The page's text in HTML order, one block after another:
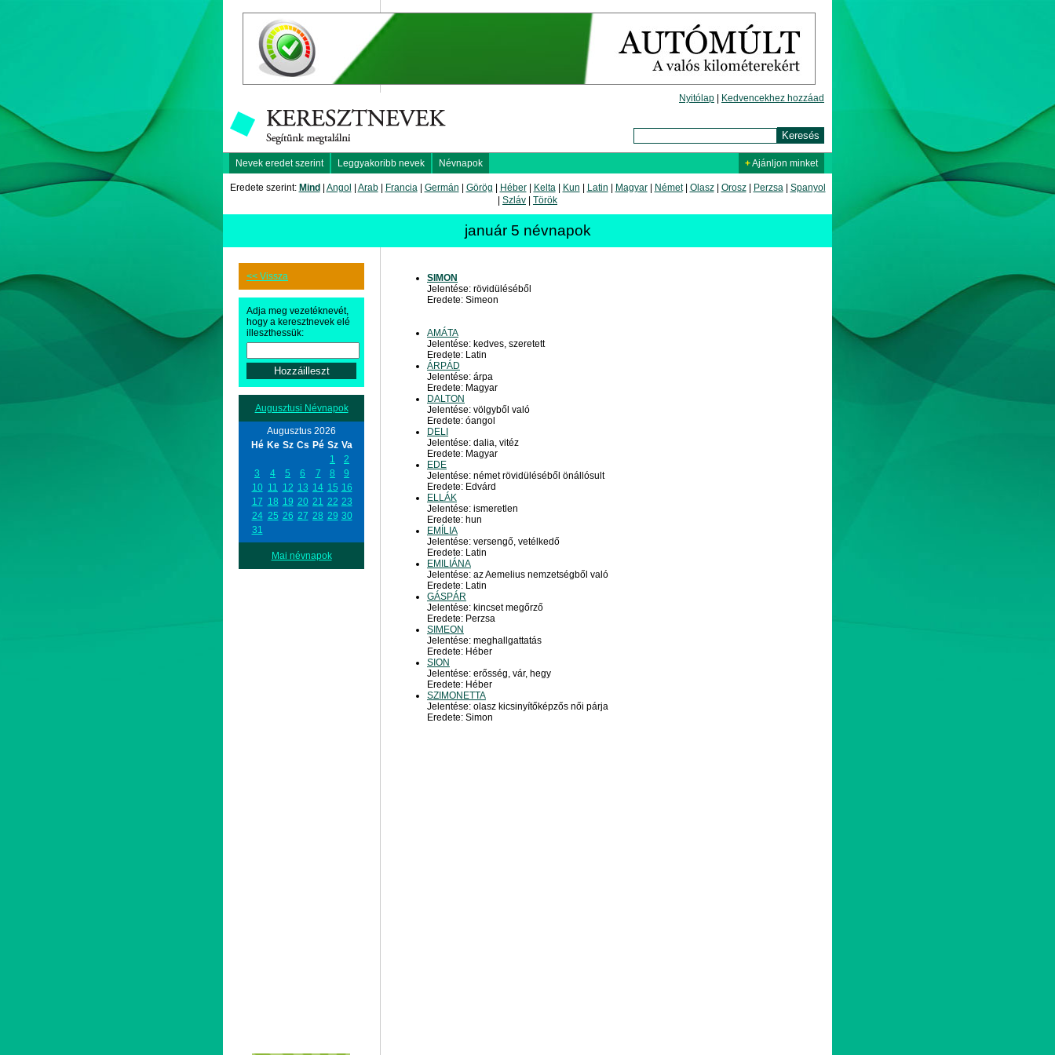
Nyitólap Kedvencekhez hozzáad
Nevek eredet szerint Leggyakoribb nevek Névnapok +Ajánljon minket
Eredete szerint: Mind Angol Arab| Francia| Germán Görög Héber| Kelta| Kun Latin Magyar| Német| Olasz| Orosz| Perzsa| Spanyol
Szláv Török
január 5 névnapok
<< Vissza
Adja meg vezetéknevét,
hogy a keresztnevek elé
illeszthessük:
Augusztusi Névnapok
Augusztus 2026
Hé Ke Sz Cs Pé Sz Va
1
2
3
4 5 6 7 8
9
10 11 12 13 14 15 16
17 18 19 20 21 22 23
24 25 26 27 28 29 30
31
Mai névnapok
SIMON
Jelentése: rövidüléséből
Eredete: Simeon
AMÁTA
Jelentése: kedves, szeretett
Eredete: Latin
ÁRPÁD
Jelentése: árpa
Eredete: Magyar
DALTON
Jelentése: völgyből való
Eredete: óangol
DELI
Jelentése: dalia, vitéz
Eredete: Magyar
EDE
Jelentése: német rövidüléséből önállósult
Eredete: Edvárd
ELLÁK
Jelentése: ismeretlen
Eredete: hun
EMÍLIA
Jelentése: versengő, vetélkedő
Eredete: Latin
EMILIÁNA
Jelentése: az Aemelius nemzetségből való
Eredete: Latin
GÁSPÁR
Jelentése: kincset megőrző
Eredete: Perzsa
SIMEON
Jelentése: meghallgattatás
Eredete: Héber
SION
Jelentése: erősség, vár, hegy
Eredete: Héber
SZIMONETTA
Jelentése: olasz kicsinyítőképzős női párja
Eredete: Simon